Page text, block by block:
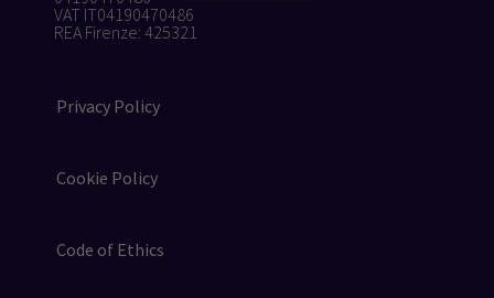
VAT IT04190470486
REA Firenze: 425321
Privacy Policy
Cookie Policy
Code of Ethics